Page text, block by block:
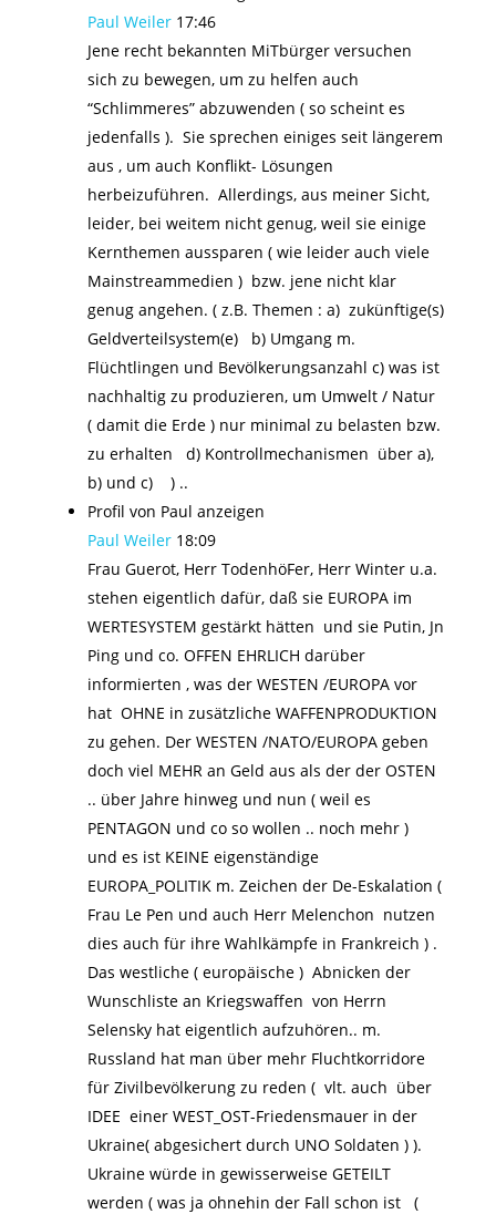
Paul Weiler 17:46
Jene recht bekannten MiTbürger versuchen
sich zu bewegen, um zu helfen auch
“Schlimmeres” abzuwenden ( so scheint es
jedenfalls ). Sie sprechen einiges seit längerem
aus , um auch Konflikt- Lösungen
herbeizuführen. Allerdings, aus meiner Sicht,
leider, bei weitem nicht genug, weil sie einige
Kernthemen aussparen ( wie leider auch viele
Mainstreammedien ) bzw. jene nicht klar
genug angehen. ( z.B. Themen : a) zukünftige(s)
Geldverteilsystem(e) b) Umgang m.
Flüchtlingen und Bevölkerungsanzahl c) was ist
nachhaltig zu produzieren, um Umwelt / Natur
( damit die Erde ) nur minimal zu belasten bzw.
zu erhalten d) Kontrollmechanismen über a),
b) und c) ) ..
Profil von Paul anzeigen
Paul Weiler 18:09
Frau Guerot, Herr TodenhöFer, Herr Winter u.a.
stehen eigentlich dafür, daß sie EUROPA im
WERTESYSTEM gestärkt hätten und sie Putin, Jn
Ping und co. OFFEN EHRLICH darüber
informierten , was der WESTEN /EUROPA vor
hat OHNE in zusätzliche WAFFENPRODUKTION
zu gehen. Der WESTEN /NATO/EUROPA geben
doch viel MEHR an Geld aus als der der OSTEN
.. über Jahre hinweg und nun ( weil es
PENTAGON und co so wollen .. noch mehr )
und es ist KEINE eigenständige
EUROPA_POLITIK m. Zeichen der De-Eskalation (
Frau Le Pen und auch Herr Melenchon nutzen
dies auch für ihre Wahlkämpfe in Frankreich ) .
Das westliche ( europäische ) Abnicken der
Wunschliste an Kriegswaffen von Herrn
Selensky hat eigentlich aufzuhören.. m.
Russland hat man über mehr Fluchtkorridore
für Zivilbevölkerung zu reden ( vlt. auch über
IDEE einer WEST_OST-Friedensmauer in der
Ukraine( abgesichert durch UNO Soldaten ) ).
Ukraine würde in gewisserweise GETEILT
werden ( was ja ohnehin der Fall schon ist (